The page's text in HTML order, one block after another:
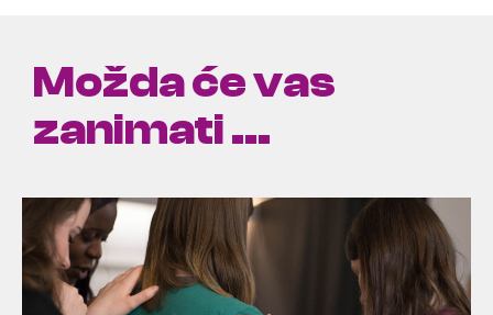
Možda će vas
zanimati ...